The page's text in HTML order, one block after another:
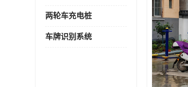
两轮车充电桩
车牌识别系统